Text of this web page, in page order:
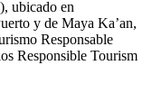
ubicado en
y de Maya Ka’an,
Responsable
Responsible Tourism